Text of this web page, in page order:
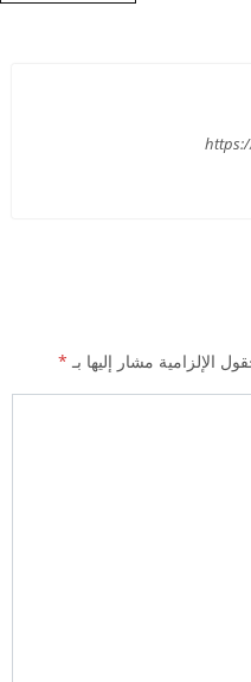
الإلزامية مشار إليها بـ *